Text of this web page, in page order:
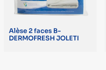
Alèse 2 faces B-
DERMOFRESH JOLETI